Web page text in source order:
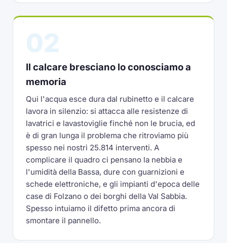
Il calcare bresciano lo conosciamo a
memoria
Qui l'acqua esce dura dal rubinetto e il calcare
lavora in silenzio: si attacca alle resistenze di
lavatrici e lavastoviglie finché non le brucia, ed
è di gran lunga il problema che ritroviamo più
spesso nei nostri 25.814 interventi. A
complicare il quadro ci pensano la nebbia e
l'umidità della Bassa, dure con guarnizioni e
schede elettroniche, e gli impianti d'epoca delle
case di Folzano o dei borghi della Val Sabbia.
Spesso intuiamo il difetto prima ancora di
smontare il pannello.